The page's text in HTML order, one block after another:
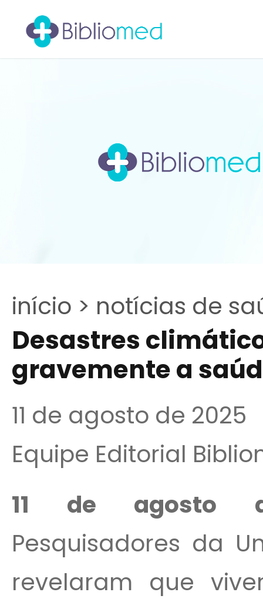
início > notícias de
Desastres
gravemente a
11 de agosto de 2025
Equipe Editorial
11 de agosto
Pesquisadores da
revelaram que